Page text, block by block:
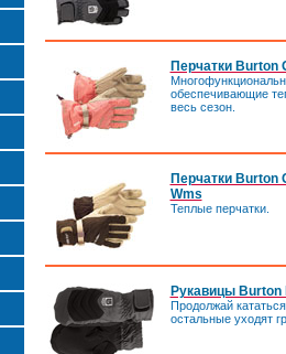
Перчатки Burton
обеспечивающие
весь сезон.
Перчатки Burton
Wms
Теплые перчатки.
Рукавицы Burton
Продолжай
остальные уходят